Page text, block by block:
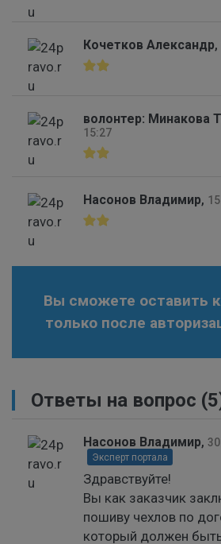
Кочетков Александр,
волонтер: Минакова
15:27
Насонов Владимир,
Вы сможете оставить
только после
Ответы на вопрос
Насонов Владимир,
Эксперт портала
Здравствуйте!
Вы как заказчик
пошиву чехлов по
который должен